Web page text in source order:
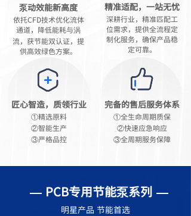
精准适配，一站无忧
深耕行业，精准匹配工
位需求，提供全流程定
制化服务，确保产品稳
定可靠。
完备的售后服务体系
①全生命周期质保
②快速应急响应
③全周期服务保障
匠心智造，质领行业
①精选原料
②智能生产
③严格品控
泵动效能新高度
依托CFD技术优化流体
通道，降低能耗与涡
流，获节能双认证，提
供高效绿色方案。
— PCB专用节能泵系列 —
明星产品 节能首选